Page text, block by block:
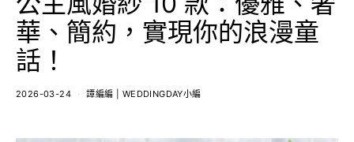
華、簡約，實現你的浪漫童
話！
2026-03-24 譚編編 | WEDDINGDAY小編